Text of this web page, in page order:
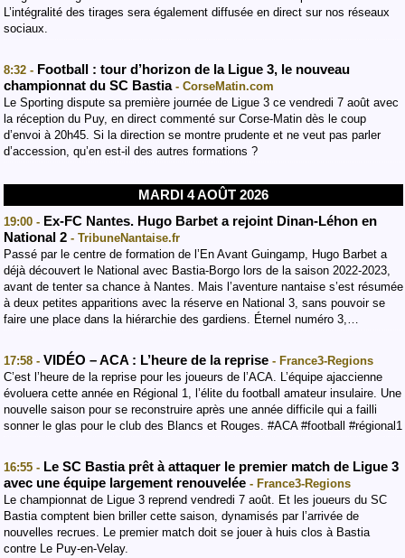
L’intégralité des tirages sera également diffusée en direct sur nos réseaux
sociaux.
8:32 - Football : tour d’horizon de la Ligue 3, le nouveau
championnat du SC Bastia - CorseMatin.com
Le Sporting dispute sa première journée de Ligue 3 ce vendredi 7 août avec
la réception du Puy, en direct commenté sur Corse-Matin dès le coup
d’envoi à 20h45. Si la direction se montre prudente et ne veut pas parler
d’accession, qu’en est-il des autres formations ?
MARDI 4 AOÛT 2026
19:00 - Ex-FC Nantes. Hugo Barbet a rejoint Dinan-Léhon en
National 2 - TribuneNantaise.fr
Passé par le centre de formation de l’En Avant Guingamp, Hugo Barbet a
déjà découvert le National avec Bastia-Borgo lors de la saison 2022-2023,
avant de tenter sa chance à Nantes. Mais l’aventure nantaise s’est résumée
à deux petites apparitions avec la réserve en National 3, sans pouvoir se
faire une place dans la hiérarchie des gardiens. Éternel numéro 3,…
17:58 - VIDÉO – ACA : L’heure de la reprise - France3-Regions
C’est l’heure de la reprise pour les joueurs de l’ACA. L’équipe ajaccienne
évoluera cette année en Régional 1, l’élite du football amateur insulaire. Une
nouvelle saison pour se reconstruire après une année difficile qui a failli
sonner le glas pour le club des Blancs et Rouges. #ACA #football #régional1
16:55 - Le SC Bastia prêt à attaquer le premier match de Ligue 3
avec une équipe largement renouvelée - France3-Regions
Le championnat de Ligue 3 reprend vendredi 7 août. Et les joueurs du SC
Bastia comptent bien briller cette saison, dynamisés par l’arrivée de
nouvelles recrues. Le premier match doit se jouer à huis clos à Bastia
contre Le Puy-en-Velay.